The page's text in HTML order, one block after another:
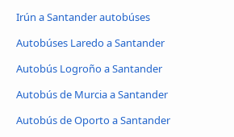
Irún a Santander autobúses
Autobúses Laredo a Santander
Autobús Logroño a Santander
Autobús de Murcia a Santander
Autobús de Oporto a Santander